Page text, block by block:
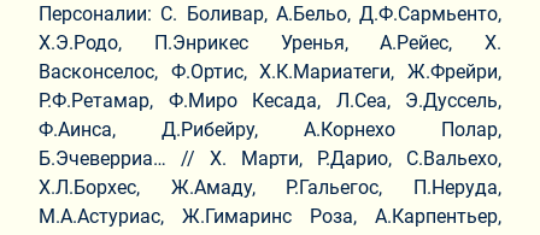
Персоналии: С. Боливар, А.Бельо, Д.Ф.Сармьенто,
Х.Э.Родо, П.Энрикес Уренья, А.Рейес, Х.
Васконселос, Ф.Ортис, Х.К.Мариатеги, Ж.Фрейри,
Р.Ф.Ретамар, Ф.Миро Кесада, Л.Сеа, Э.Дуссель,
Ф.Аинса, Д.Рибейру, А.Корнехо Полар,
Б.Эчеверриа… // Х. Марти, Р.Дарио, С.Вальехо,
Х.Л.Борхес, Ж.Амаду, Р.Гальегос, П.Неруда,
М.А.Астуриас, Ж.Гимаринс Роза, А.Карпентьер,